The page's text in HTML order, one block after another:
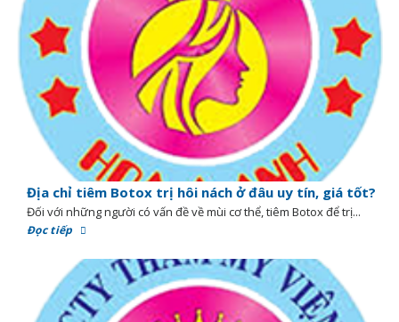
Địa chỉ tiêm Botox trị hôi nách ở đâu uy tín, giá tốt?
Đối với những người có vấn đề về mùi cơ thể, tiêm Botox để trị...
Đọc tiếp